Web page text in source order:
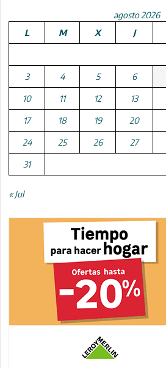
agosto 2026
L
M X J
3 4 5 6
10 11 12 13
17 18 19 20
24 25 26 27
31
« Jul